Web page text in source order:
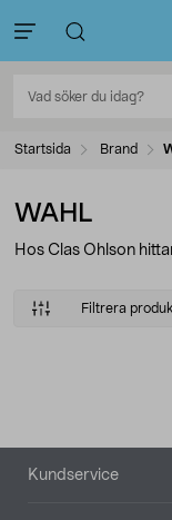
Startsida Brand
WAHL
Hos Clas Ohlson
Filtrera
Sidfot
Kundservice